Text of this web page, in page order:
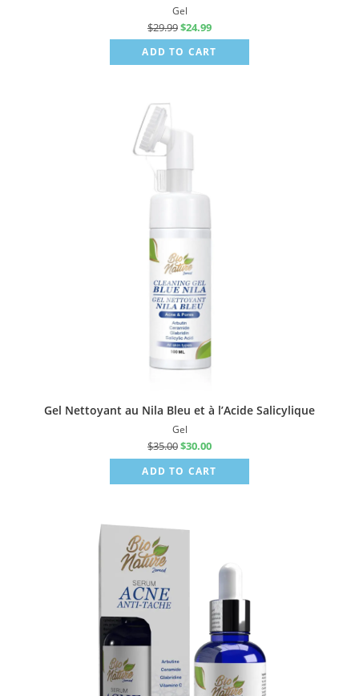
Gel
$29.99$24.99
ADD TO CART
Gel Nettoyant au Nila Bleu et à l’Acide Salicylique
Gel
$35.00$30.00
ADD TO CART